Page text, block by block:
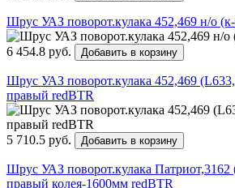
Шрус УАЗ поворот.кулака 452,469 н/о
6 454.8 руб. Добавить в корзину
Шрус УАЗ поворот.кулака 452,469
правый redBTR
5 710.5 руб. Добавить в корзину
Шрус УАЗ поворот.кулака Патриот,3162
правый колея-1600мм redBTR